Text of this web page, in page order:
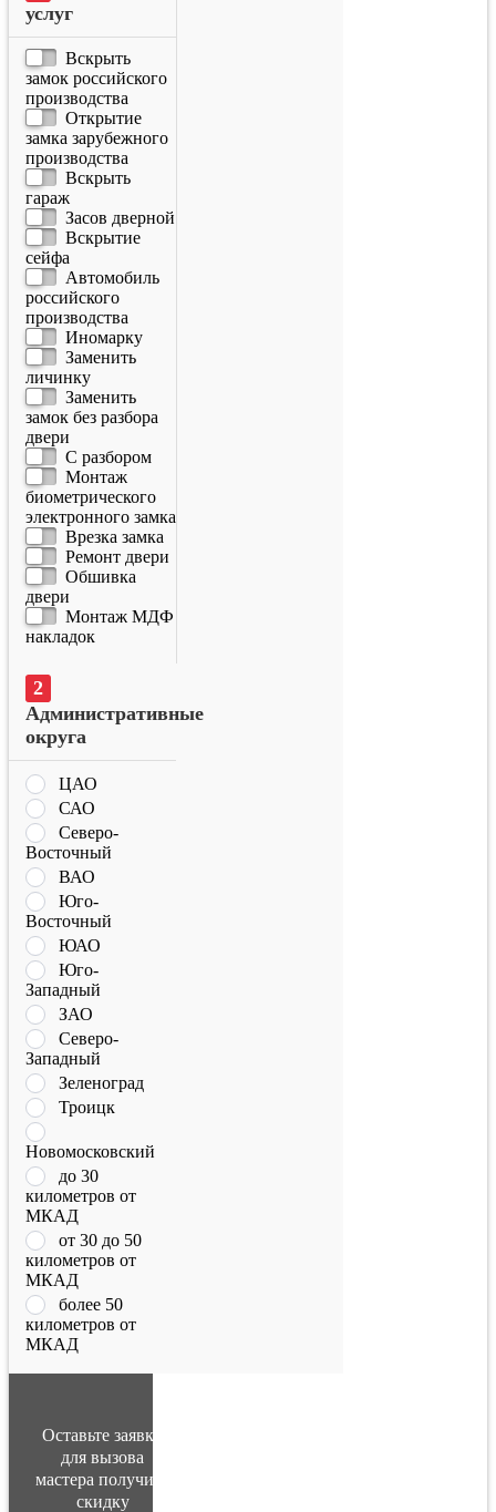
услуг
Вскрыть
замок российского
производства
Открытие
замка зарубежного
производства
Вскрыть
гараж
Засов дверной
Вскрытие
сейфа
Автомобиль
российского
производства
Иномарку
Заменить
личинку
Заменить
замок без разбора
двери
С разбором
Монтаж
биометрического
электронного замка
Врезка замка
Ремонт двери
Обшивка
двери
Монтаж МДФ
накладок
Административные
округа
ЦАО
САО
Северо-
Восточный
ВАО
Юго-
Восточный
ЮАО
Юго-
Западный
ЗАО
Северо-
Западный
Зеленоград
Троицк
Новомосковский
до 30
километров от
МКАД
от 30 до 50
километров от
МКАД
более 50
километров от
МКАД
Оставьте заявку
для вызова
мастера получите
скидку